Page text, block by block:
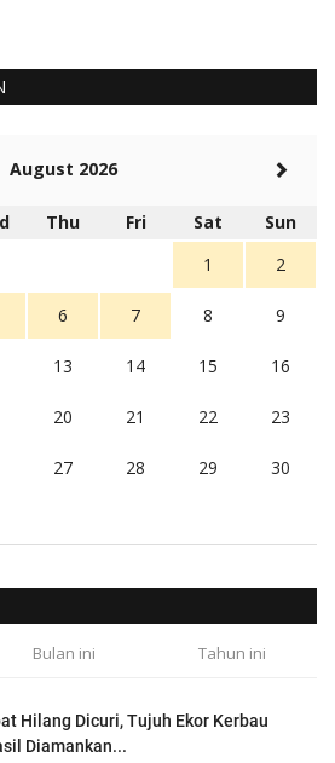
August 2026
Thu Fri Sat
Sun
1
2
6 7 8 9
13 14 15 16
20 21 22 23
27 28 29 30
Bulan ini Tahun ini
Hilang Dicuri, Tujuh Ekor Kerbau
Diamankan...